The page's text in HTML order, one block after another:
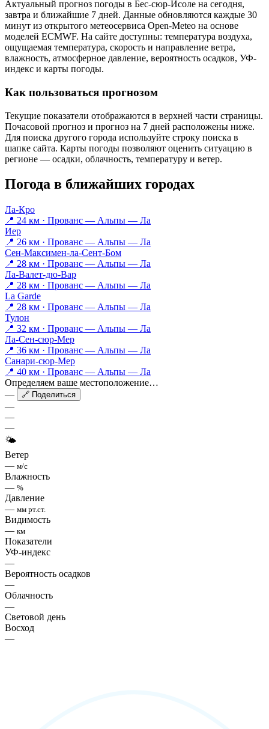
Актуальный прогноз погоды в Бес-сюр-Исоле на сегодня,
завтра и ближайшие 7 дней. Данные обновляются каждые 30
минут из открытого метеосервиса Open-Meteo на основе
моделей ECMWF. На сайте доступны: температура воздуха,
ощущаемая температура, скорость и направление ветра,
влажность, атмосферное давление, вероятность осадков, УФ-
индекс и карты погоды.
Как пользоваться прогнозом
Текущие показатели отображаются в верхней части страницы.
Почасовой прогноз и прогноз на 7 дней расположены ниже.
Для поиска другого города используйте строку поиска в
шапке сайта. Карты погоды позволяют оценить ситуацию в
регионе — осадки, облачность, температуру и ветер.
Погода в ближайших городах
Ла-Кро
📍 24 км · Прованс — Альпы — Ла
Иер
📍 26 км · Прованс — Альпы — Ла
Сен-Максимен-ла-Сент-Бом
📍 28 км · Прованс — Альпы — Ла
Ла-Валет-дю-Вар
📍 28 км · Прованс — Альпы — Ла
La Garde
📍 28 км · Прованс — Альпы — Ла
Тулон
📍 32 км · Прованс — Альпы — Ла
Ла-Сен-сюр-Мер
📍 36 км · Прованс — Альпы — Ла
Санари-сюр-Мер
📍 40 км · Прованс — Альпы — Ла
Определяем ваше местоположение…
—
🔗 Поделиться
—
—
—
🌤
Ветер
— м/с
Влажность
— %
Давление
— мм рт.ст.
Видимость
— км
Показатели
УФ-индекс
—
Вероятность осадков
—
Облачность
—
Световой день
Восход
—